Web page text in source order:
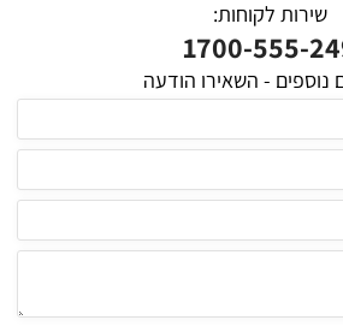
שירות לקוחות:
1700-555-
נוספים - השאירו הודעה